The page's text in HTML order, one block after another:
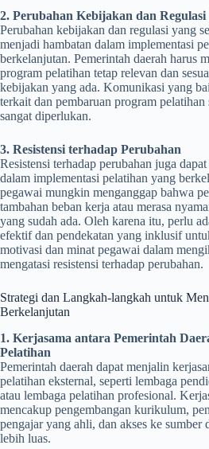
2. Perubahan Kebijakan dan Regulasi
Perubahan kebijakan dan regulasi yang
menjadi hambatan dalam implementasi
berkelanjutan. Pemerintah daerah harus
program pelatihan tetap relevan dan
kebijakan yang ada. Komunikasi yang
terkait dan pembaruan program pelatihan
sangat diperlukan.
3. Resistensi terhadap Perubahan
Resistensi terhadap perubahan juga
dalam implementasi pelatihan yang
pegawai mungkin menganggap bahwa
tambahan beban kerja atau merasa
yang sudah ada. Oleh karena itu, perlu
efektif dan pendekatan yang inklusif
motivasi dan minat pegawai dalam
mengatasi resistensi terhadap perubahan.
Strategi dan Langkah-langkah untuk
Berkelanjutan
1. Kerjasama antara Pemerintah
Pelatihan
Pemerintah daerah dapat menjalin
pelatihan eksternal, seperti lembaga
atau lembaga pelatihan profesional.
mencakup pengembangan kurikulum,
pengajar yang ahli, dan akses ke sumber
lebih luas.